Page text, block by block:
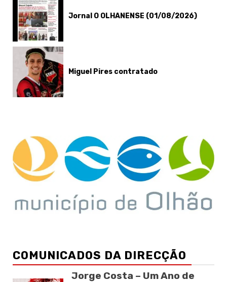
Jornal O OLHANENSE (01/08/2026)
Miguel Pires contratado
COMUNICADOS DA DIRECÇÃO
Jorge Costa – Um Ano de